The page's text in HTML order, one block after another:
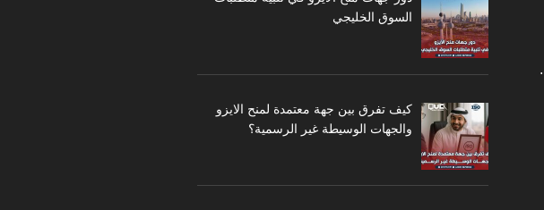
السوق الخليجي
كيف تفرق بين جهة معتمدة لمنح الايزو
والجهات الوسيطة غير الرسمية؟